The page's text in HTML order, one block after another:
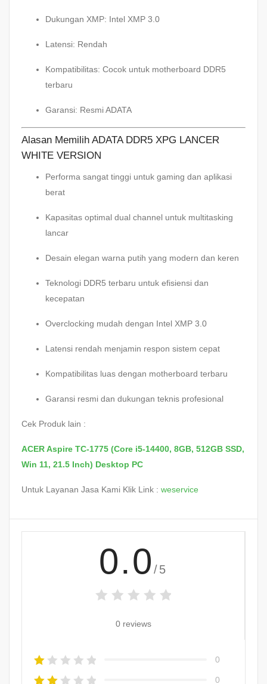
Dukungan XMP: Intel XMP 3.0
Latensi: Rendah
Kompatibilitas: Cocok untuk motherboard DDR5
terbaru
Garansi: Resmi ADATA
Alasan Memilih ADATA DDR5 XPG LANCER
WHITE VERSION
Performa sangat tinggi untuk gaming dan aplikasi
berat
Kapasitas optimal dual channel untuk multitasking
lancar
Desain elegan warna putih yang modern dan keren
Teknologi DDR5 terbaru untuk efisiensi dan
kecepatan
Overclocking mudah dengan Intel XMP 3.0
Latensi rendah menjamin respon sistem cepat
Kompatibilitas luas dengan motherboard terbaru
Garansi resmi dan dukungan teknis profesional
Cek Produk lain :
ACER Aspire TC-1775 (Core i5-14400, 8GB, 512GB SSD,
Win 11, 21.5 Inch) Desktop PC
Untuk Layanan Jasa Kami Klik Link : weservice
0.0 /5
0 reviews
0
0